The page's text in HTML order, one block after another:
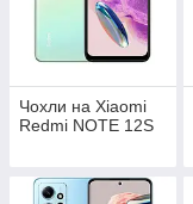
Чохли на Xiaomi
Redmi NOTE 12S